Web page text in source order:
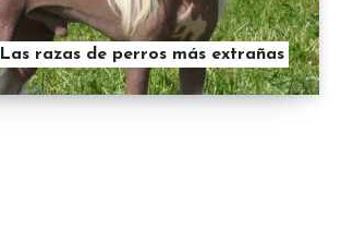
Las razas de perros más extrañas